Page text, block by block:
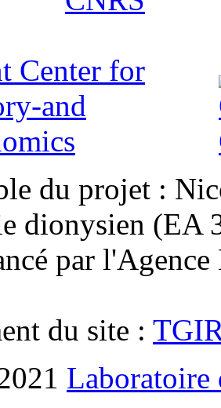
du projet :
dionysien
par l'Agence
du site :
Laboratoire